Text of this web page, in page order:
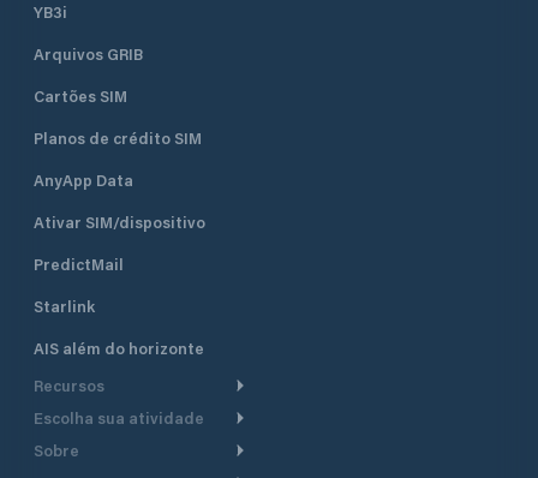
YB3i
Arquivos GRIB
Cartões SIM
Planos de crédito SIM
AnyApp Data
Ativar SIM/dispositivo
PredictMail
Starlink
AIS além do horizonte
Recursos
Roteamento meteorológico
Escolha sua atividade
Cruzeiro
Sobre